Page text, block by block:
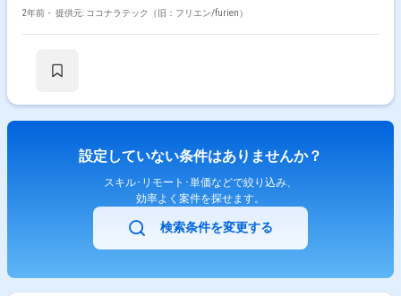
2年前・ 提供元: ココナラテック（旧：フリエン/furien）
設定していない条件はありませんか？
スキル･リモート･単価などで絞り込み、
効率よく案件を探せます。
検索条件を変更する